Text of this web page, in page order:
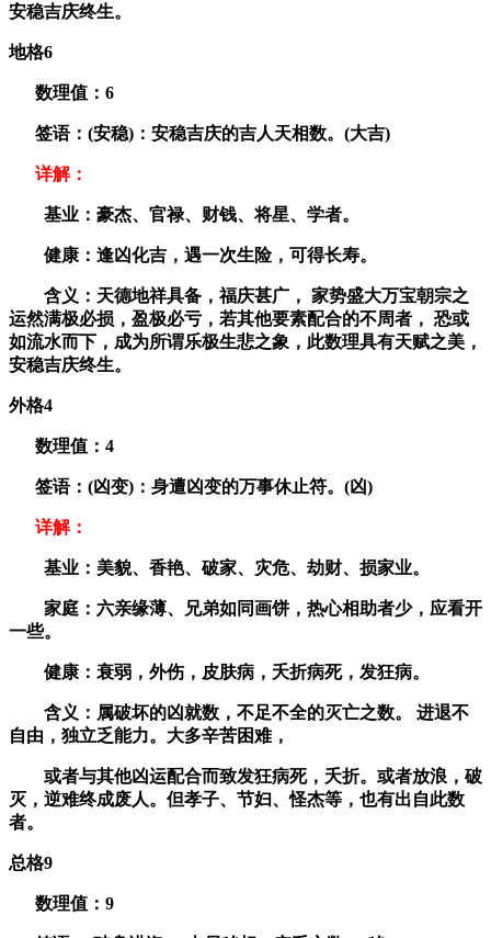
安稳吉庆终生。
地格6
数理值： 6
签语：(安稳)：安稳吉庆的吉人天相数。(大吉)
详解：
基业：豪杰、官禄、财钱、将星、学者。
健康：逢凶化吉，遇一次生险，可得长寿。
含义：天德地祥具备，福庆甚广， 家势盛大万宝朝宗之
运然满极必损，盈极必亏，若其他要素配合的不周者， 恐或
如流水而下，成为所谓乐极生悲之象，此数理具有天赋之美，
安稳吉庆终生。
外格4
数理值： 4
签语：(凶变)：身遭凶变的万事休止符。(凶)
详解：
基业：美貌、香艳、破家、灾危、劫财、损家业。
家庭：六亲缘薄、兄弟如同画饼，热心相助者少，应看开
一些。
健康：衰弱，外伤，皮肤病，夭折病死，发狂病。
含义：属破坏的凶就数，不足不全的灭亡之数。 进退不
自由，独立乏能力。大多辛苦困难，
或者与其他凶运配合而致发狂病死，夭折。或者放浪，破
灭，逆难终成废人。但孝子、节妇、怪杰等，也有出自此数
者。
总格9
数理值： 9